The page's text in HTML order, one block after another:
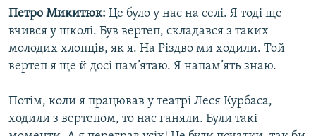
Петро Микитюк: Це було у нас на селі. Я тоді ще
вчився у школі. Був вертеп, складався з таких
молодих хлопців, як я. На Різдво ми ходили. Той
вертеп я ще й досі пам’ятаю. Я напам’ять знаю.
Потім, коли я працював у театрі Леся Курбаса,
ходили з вертепом, то нас ганяли. Були такі